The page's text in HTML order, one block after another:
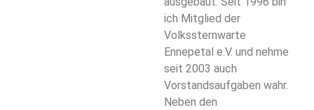
ich Mitglied der
Volkssternwarte
Ennepetal e.V. und nehme
seit 2003 auch
Vorstandsaufgaben wahr.
Neben den